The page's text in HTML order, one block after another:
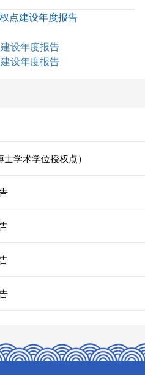
点建设年度报告
设年度报告
设年度报告
学术学位授权点）